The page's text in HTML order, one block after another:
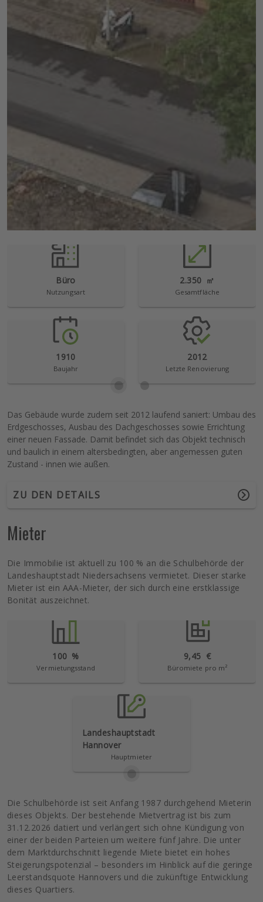
Büro
Nutzungsart
2.350 ㎡
Gesamtfläche
1910
Baujahr
2012
Letzte Renovierung
Das Gebäude wurde zudem seit 2012 laufend saniert: Umbau des
Erdgeschosses, Ausbau des Dachgeschosses sowie Errichtung
einer neuen Fassade. Damit befindet sich das Objekt technisch
und baulich in einem altersbedingten, aber angemessen guten
Zustand - innen wie außen.
ZU DEN DETAILS
Mieter
Die Immobilie ist aktuell zu 100 % an die Schulbehörde der
Landeshauptstadt Niedersachsens vermietet. Dieser starke
Mieter ist ein AAA-Mieter, der sich durch eine erstklassige
Bonität auszeichnet.
100 %
Vermietungsstand
9,45 €
Büromiete pro m²
Landeshauptstadt
Hannover
Hauptmieter
Die Schulbehörde ist seit Anfang 1987 durchgehend Mieterin
dieses Objekts. Der bestehende Mietvertrag ist bis zum
31.12.2026 datiert und verlängert sich ohne Kündigung von
einer der beiden Parteien um weitere fünf Jahre. Die unter
dem Marktdurchschnitt liegende Miete bietet ein hohes
Steigerungspotenzial – besonders im Hinblick auf die geringe
Leerstandsquote Hannovers und die zukünftige Entwicklung
dieses Quartiers.